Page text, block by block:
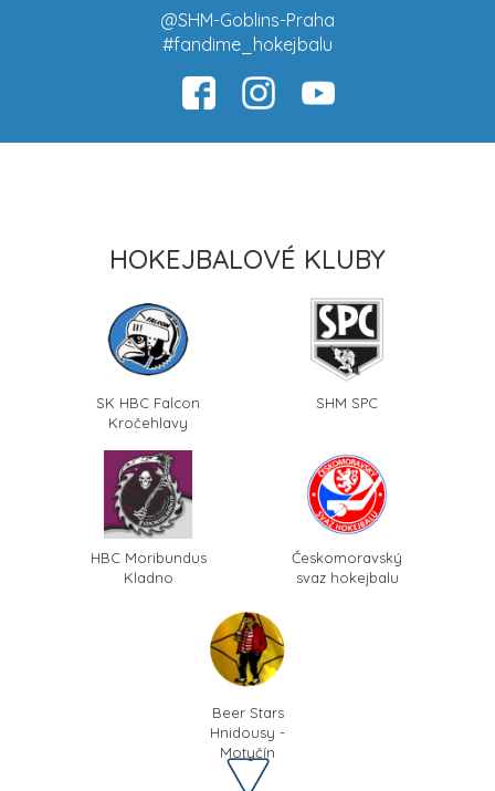
@SHM-Goblins-Praha
#fandime_hokejbalu
HOKEJBALOVÉ KLUBY
SK HBC Falcon
Kročehlavy
SHM SPC
HBC Moribundus
Kladno
Českomoravský
svaz hokejbalu
Beer Stars
Hnidousy -
Motyčín